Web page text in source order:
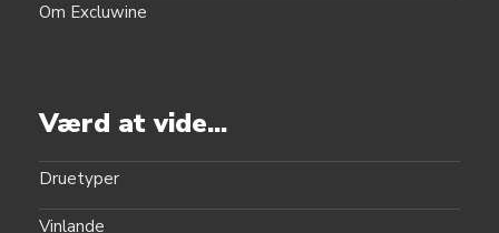
Om Excluwine
Værd at vide...
Druetyper
Vinlande